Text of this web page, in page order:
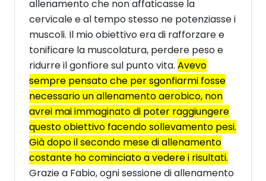
allenamento che non affaticasse la
cervicale e al tempo stesso ne potenziasse i
muscoli. Il mio obiettivo era di rafforzare e
tonificare la muscolatura, perdere peso e
ridurre il gonfiore sul punto vita. Avevo
sempre pensato che per sgonfiarmi fosse
necessario un allenamento aerobico, non
avrei mai immaginato di poter raggiungere
questo obiettivo facendo sollevamento pesi.
Già dopo il secondo mese di allenamento
costante ho cominciato a vedere i risultati.
Grazie a Fabio, ogni sessione di allenamento